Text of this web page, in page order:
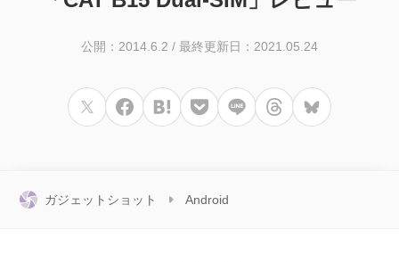
公開：2014.6.2 / 最終更新日：2021.05.24
ガジェットショット Android